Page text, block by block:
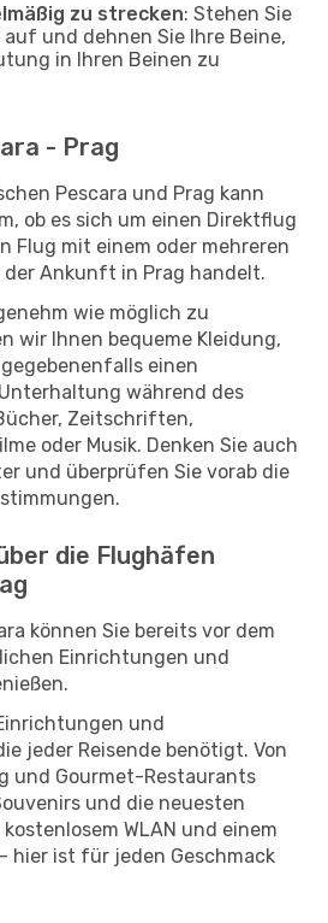
zu strecken: Stehen Sie
und dehnen Sie Ihre Beine,
in Ihren Beinen zu
- Prag
Pescara und Prag kann
ob es sich um einen Direktflug
Flug mit einem oder mehreren
der Ankunft in Prag handelt.
wie möglich zu
wir Ihnen bequeme Kleidung,
einen
während des
Zeitschriften,
oder Musik. Denken Sie auch
und überprüfen Sie vorab die
die Flughäfen
können Sie bereits vor dem
Einrichtungen und
und
jeder Reisende benötigt. Von
und Gourmet-Restaurants
und die neuesten
WLAN und einem
hier ist für jeden Geschmack